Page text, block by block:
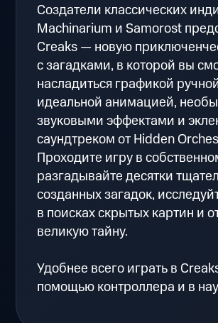
Создатели классических
Machinarium и Samorost
Creaks — новую
с загадками, в которой вы
насладиться графикой
идеальной анимацией,
звуковыми эффектами и
саундтреком от Hidden
Проходите игру в
разгадывайте десятки
созданных загадок,
в поисках скрытых картин и
великую тайну.
Удобнее всего играть в
помощью контроллера и в